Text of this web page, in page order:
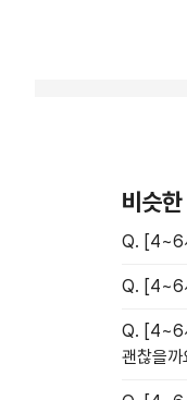
비슷
Q. [4~6
Q. [4~6
Q. [4~6
괜찮을까